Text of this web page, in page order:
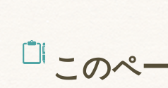
このペ